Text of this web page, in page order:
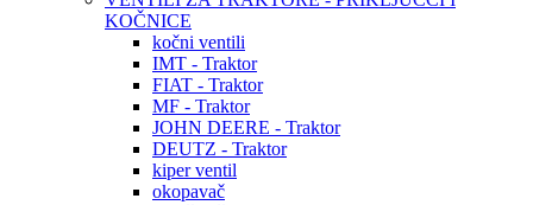
KOČNICE
kočni ventili
IMT - Traktor
FIAT - Traktor
MF - Traktor
JOHN DEERE - Traktor
DEUTZ - Traktor
kiper ventil
okopavač